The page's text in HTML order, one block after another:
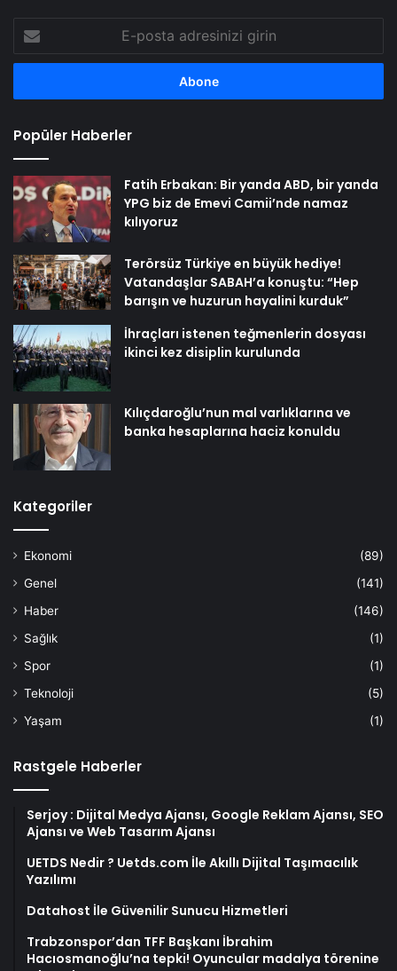
posta
adresinizi
Popüler Haberler
Fatih Erbakan: Bir yanda ABD, bir yanda
YPG biz de Emevi Camii’nde namaz
kılıyoruz
Terörsüz Türkiye en büyük hediye!
Vatandaşlar SABAH’a konuştu: “Hep
barışın ve huzurun hayalini kurduk”
İhraçları istenen teğmenlerin dosyası
ikinci kez disiplin kurulunda
Kılıçdaroğlu’nun mal varlıklarına ve
banka hesaplarına haciz konuldu
Kategoriler
Ekonomi
(89)
Genel
(141)
Haber
(146)
Sağlık
(1)
Spor
(1)
Teknoloji
(5)
Yaşam
(1)
Rastgele Haberler
Serjoy : Dijital Medya Ajansı, Google Reklam Ajansı, SEO
Ajansı ve Web Tasarım Ajansı
UETDS Nedir ? Uetds.com İle Akıllı Dijital Taşımacılık
Yazılımı
Datahost İle Güvenilir Sunucu Hizmetleri
Trabzonspor’dan TFF Başkanı İbrahim
Hacıosmanoğlu’na tepki! Oyuncular madalya törenine